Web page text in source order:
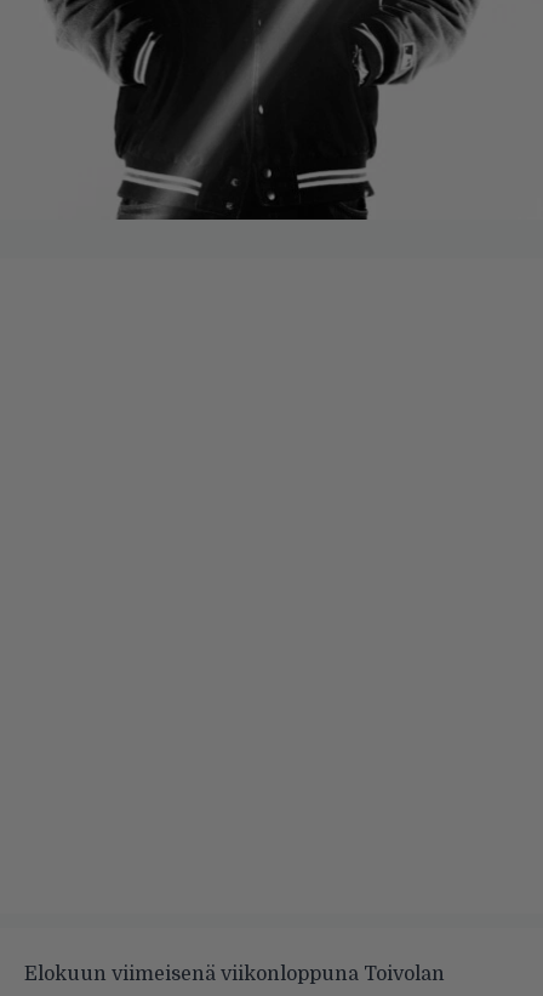
Elokuun viimeisenä viikonloppuna Toivolan